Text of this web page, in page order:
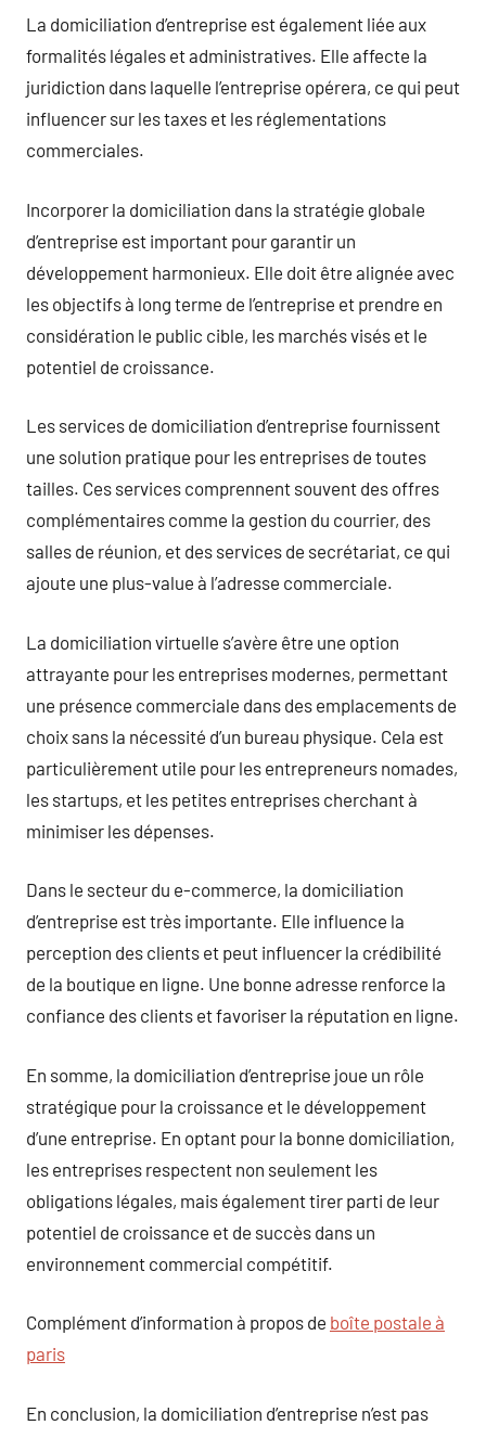
La domiciliation d’entreprise est également liée aux
formalités légales et administratives. Elle affecte la
juridiction dans laquelle l’entreprise opérera, ce qui peut
influencer sur les taxes et les réglementations
commerciales.
Incorporer la domiciliation dans la stratégie globale
d’entreprise est important pour garantir un
développement harmonieux. Elle doit être alignée avec
les objectifs à long terme de l’entreprise et prendre en
considération le public cible, les marchés visés et le
potentiel de croissance.
Les services de domiciliation d’entreprise fournissent
une solution pratique pour les entreprises de toutes
tailles. Ces services comprennent souvent des offres
complémentaires comme la gestion du courrier, des
salles de réunion, et des services de secrétariat, ce qui
ajoute une plus-value à l’adresse commerciale.
La domiciliation virtuelle s’avère être une option
attrayante pour les entreprises modernes, permettant
une présence commerciale dans des emplacements de
choix sans la nécessité d’un bureau physique. Cela est
particulièrement utile pour les entrepreneurs nomades,
les startups, et les petites entreprises cherchant à
minimiser les dépenses.
Dans le secteur du e-commerce, la domiciliation
d’entreprise est très importante. Elle influence la
perception des clients et peut influencer la crédibilité
de la boutique en ligne. Une bonne adresse renforce la
confiance des clients et favoriser la réputation en ligne.
En somme, la domiciliation d’entreprise joue un rôle
stratégique pour la croissance et le développement
d’une entreprise. En optant pour la bonne domiciliation,
les entreprises respectent non seulement les
obligations légales, mais également tirer parti de leur
potentiel de croissance et de succès dans un
environnement commercial compétitif.
Complément d’information à propos de boîte postale à
paris
En conclusion, la domiciliation d’entreprise n’est pas